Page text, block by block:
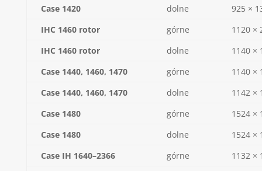
Case 1420
dolne
925 ×
IHC 1460 rotor
górne
1120 ×
IHC 1460 rotor
dolne
1140 ×
Case 1440, 1460, 1470
górne
1140 ×
Case 1440, 1460, 1470
dolne
1142 ×
Case 1480
górne
1524 ×
Case 1480
dolne
1524 ×
Case IH 1640–2366
górne 1132 ×